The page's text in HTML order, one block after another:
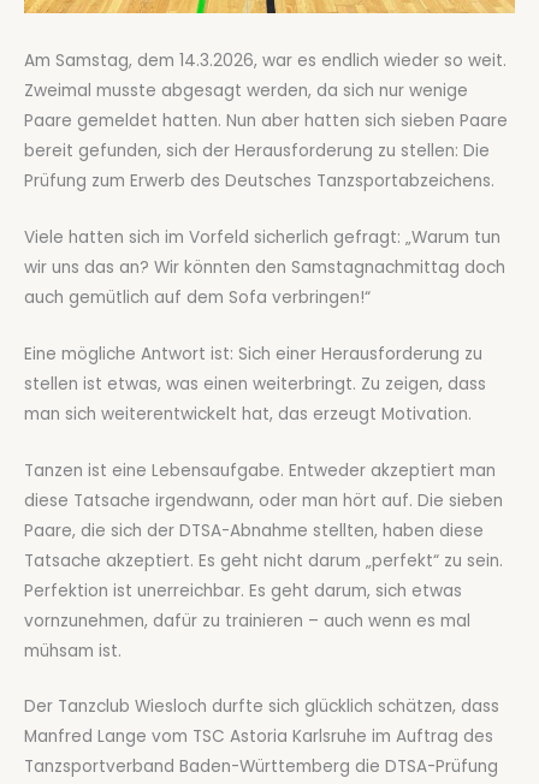
Am Samstag, dem 14.3.2026, war es endlich wieder so weit.
Zweimal musste abgesagt werden, da sich nur wenige
Paare gemeldet hatten. Nun aber hatten sich sieben Paare
bereit gefunden, sich der Herausforderung zu stellen: Die
Prüfung zum Erwerb des Deutsches Tanzsportabzeichens.
Viele hatten sich im Vorfeld sicherlich gefragt: „Warum tun
wir uns das an? Wir könnten den Samstagnachmittag doch
auch gemütlich auf dem Sofa verbringen!“
Eine mögliche Antwort ist: Sich einer Herausforderung zu
stellen ist etwas, was einen weiterbringt. Zu zeigen, dass
man sich weiterentwickelt hat, das erzeugt Motivation.
Tanzen ist eine Lebensaufgabe. Entweder akzeptiert man
diese Tatsache irgendwann, oder man hört auf. Die sieben
Paare, die sich der DTSA-Abnahme stellten, haben diese
Tatsache akzeptiert. Es geht nicht darum „perfekt“ zu sein.
Perfektion ist unerreichbar. Es geht darum, sich etwas
vornzunehmen, dafür zu trainieren – auch wenn es mal
mühsam ist.
Der Tanzclub Wiesloch durfte sich glücklich schätzen, dass
Manfred Lange vom TSC Astoria Karlsruhe im Auftrag des
Tanzsportverband Baden-Württemberg die DTSA-Prüfung